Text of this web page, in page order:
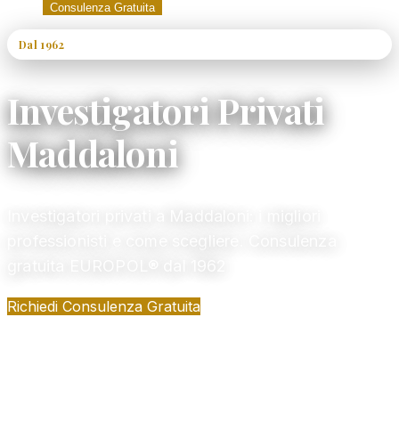
Consulenza Gratuita
Dal 1962
Investigatori Privati
Maddaloni
Richiedi Consulenza Gratuita